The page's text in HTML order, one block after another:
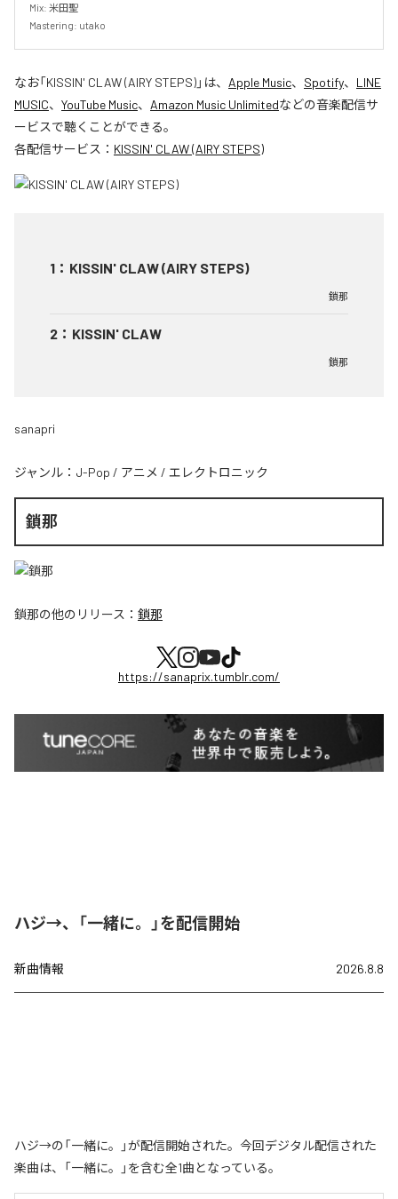
Mix: 米田聖
Mastering: utako
なお「KISSIN' CLAW (AIRY STEPS)」は、 Apple Music、 Spotify、 LINE
MUSIC、 YouTube Music、 Amazon Music Unlimitedなどの音楽配信サ
ービスで聴くことができる。
各配信サービス： KISSIN' CLAW (AIRY STEPS)
1 ： KISSIN' CLAW (AIRY STEPS)
鎖那
2 ： KISSIN' CLAW
鎖那
sanapri
ジャンル： J-Pop / アニメ / エレクトロニック
鎖那
鎖那の他のリリース： 鎖那
https://sanaprix.tumblr.com/
ハジ→、「一緒に。」を配信開始
新曲情報 2026.8.8
ハジ→の「一緒に。」が配信開始された。今回デジタル配信された
楽曲は、「一緒に。」を含む全1曲となっている。